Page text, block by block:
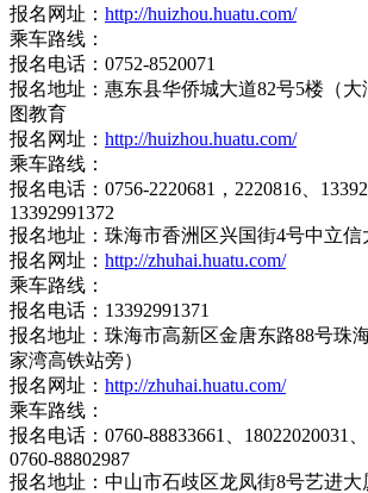
报名网址： http://huizhou.huatu.com/
乘车路线：
报名电话：0752-8520071
报名地址：惠东县华侨城大道82号5楼（
图教育
报名网址： http://huizhou.huatu.com/
乘车路线：
报名电话：0756-2220681，2220816、
13392991372
报名地址：珠海市香洲区兴国街4号中立信
报名网址： http://zhuhai.huatu.com/
乘车路线：
报名电话：13392991371
报名地址：珠海市高新区金唐东路88号珠
家湾高铁站旁）
报名网址： http://zhuhai.huatu.com/
乘车路线：
报名电话：0760-88833661、18022020031、
0760-88802987
报名地址：中山市石歧区龙凤街8号艺进大